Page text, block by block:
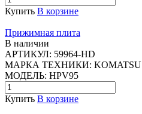
Купить В корзине
Прижимная плита
В наличии
АРТИКУЛ: 59964-HD
МАРКА ТЕХНИКИ: KOMATSU
МОДЕЛЬ: HPV95
Купить В корзине